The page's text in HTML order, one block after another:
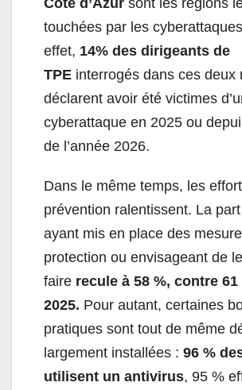
Côte d’Azur sont les régions
touchées par les
effet, 14% des dirigeants de
TPE interrogés dans ces deux
déclarent avoir été victimes
cyberattaque en 2025 ou
de l’année 2026.
Dans le même temps, les
prévention ralentissent. La
ayant mis en place des
protection ou envisageant de le
faire recule à 58 %, contre 61
2025. Pour autant, certaines
pratiques sont tout de même
largement installées : 96 %
utilisent un antivirus, 95 %